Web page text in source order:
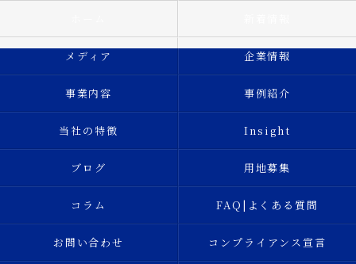
メディア 企業情報
事業内容 事例紹介
当社の特徴 Insight
ブログ 用地募集
コラム FAQ|よくある質問
お問い合わせ コンプライアンス宣言